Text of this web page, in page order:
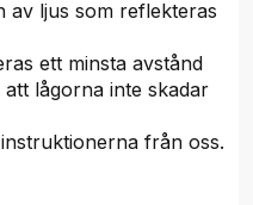
av ljus som reflekteras
ett minsta avstånd
lågorna inte skadar
från oss.